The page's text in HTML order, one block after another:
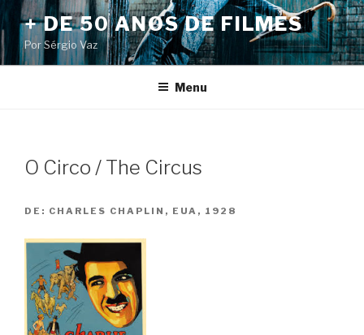
Pular
para
o
conteúdo
+ DE 50 ANOS DE FILMES
Por Sérgio Vaz
Menu
O Circo / The Circus
DE: CHARLES CHAPLIN, EUA, 1928